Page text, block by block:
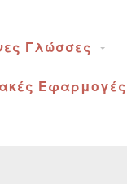
Γλώσσες
Εφαρμογές